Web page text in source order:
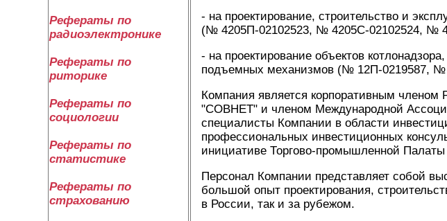
Рефераты по
радиоэлектронике
Рефераты по
риторике
Рефераты по
социологии
Рефераты по
статистике
Рефераты по
страхованию
- на проектирование, строительство и
(№ 4205П-02102523, № 4205С-02102524, №
- на проектирование объектов
подъемных механизмов (№ 12П-0219587,
Компания является корпоративным
"СОВНЕТ" и членом Международной
специалисты Компании в области
профессиональных инвестиционных
инициативе Торгово-промышленной
Персонал Компании представляет собой
большой опыт проектирования,
в России, так и за рубежом.